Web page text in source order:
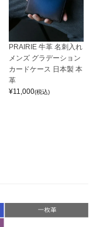
PRAIRIE 牛革 名刺入れ
メンズ グラデーション
カードケース 日本製 本
革
¥11,000(税込)